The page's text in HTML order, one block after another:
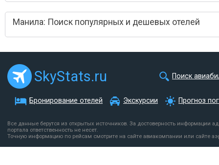
Манила: Поиск популярных и дешевых отелей
SkyStats.ru Поиск
Бронирование отелей Экскурсии Прогноз
Все данные берутся из открытых источников. За достоверность информации
портала ответственность не несет.
Точную информацию по рейсам смотрите на сайте авиакомпании или сайте